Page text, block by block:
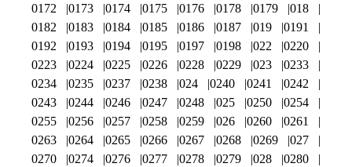
0172
0173 0174 0175 0176 0178 0179
018
0182
0183 0184 0185 0186 0187 019
0191
0192
0193 0194 0195 0197 0198 022
0220
0223
0224 0225 0226 0228 0229 023
0233
0234
0235 0237 0238 024 0240 0241
0242
0243
0244 0246 0247 0248 025 0250
0254
0255
0256 0257 0258 0259 026 0260
0261
0263
0264 0265 0266 0267 0268 0269
027
0270
0274 0276 0277 0278 0279 028 0280